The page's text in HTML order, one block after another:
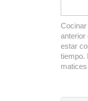
anterior
estar
tiempo.